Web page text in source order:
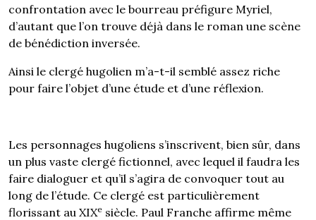
confrontation avec le bourreau préfigure Myriel,
d’autant que l’on trouve déjà dans le roman une scène
de bénédiction inversée.
Ainsi le clergé hugolien m’a-t-il semblé assez riche
pour faire l’objet d’une étude et d’une réflexion.
Les personnages hugoliens s’inscrivent, bien sûr, dans
un plus vaste clergé fictionnel, avec lequel il faudra les
faire dialoguer et qu’il s’agira de convoquer tout au
long de l’étude. Ce clergé est particulièrement
florissant au XIXe siècle. Paul Franche affirme même